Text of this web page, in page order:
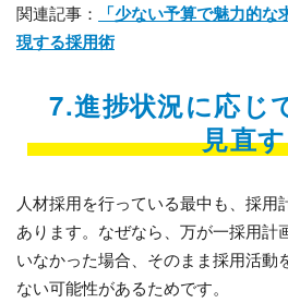
関連記事：
「少ない予算で魅力的
現する採用術
7.進捗状況に応じ
見直す
人材採用を行っている最中も、採用
あります。なぜなら、万が一採用計
いなかった場合、そのまま採用活動
ない可能性があるためです。